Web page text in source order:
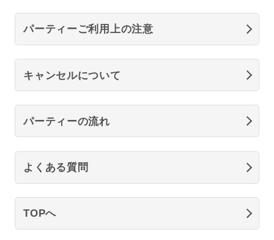
パーティーご利用上の注意
キャンセルについて
パーティーの流れ
よくある質問
TOPへ